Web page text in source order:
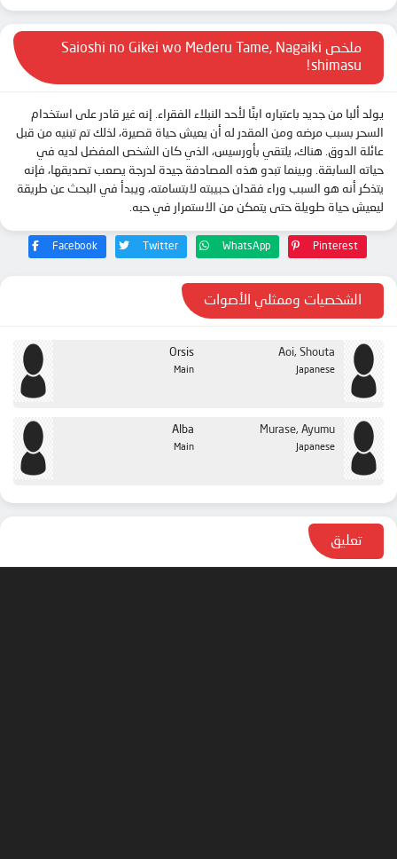
ملخص Saioshi no Gikei wo Mederu Tame, Nagaiki
shimasu!
يولد ألبا من جديد باعتباره ابنًا لأحد النبلاء الفقراء. إنه غير قادر على استخدام
السحر بسبب مرضه ومن المقدر له أن يعيش حياة قصيرة، لذلك تم تبنيه من قبل
عائلة الدوق. هناك، يلتقي بأورسيس، الذي كان الشخص المفضل لديه في
حياته السابقة. وبينما تبدو هذه المصادفة جيدة لدرجة يصعب تصديقها، فإنه
يتذكر أنه هو السبب وراء فقدان حبيبته لابتسامته، ويبدأ في البحث عن طريقة
ليعيش حياة طويلة حتى يتمكن من الاستمرار في حبه.
Facebook Twitter WhatsApp Pinterest
الشخصيات وممثلي الأصوات
Orsis
Main
Aoi, Shouta
Japanese
Alba
Main
Murase, Ayumu
Japanese
تعليق